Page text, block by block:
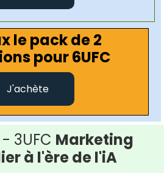
le pack de 2
pour 6UFC
J'achète
3UFC Marketing
à l'ère de l'iA